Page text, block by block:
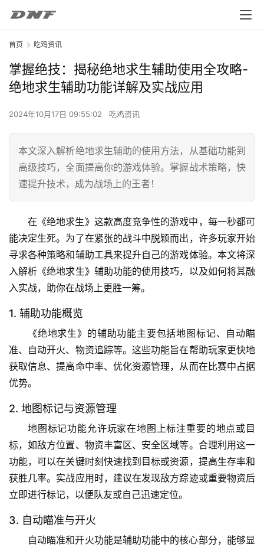
首页 吃鸡资讯
掌握绝技：揭秘绝地求生辅助使用全攻略-
绝地求生辅助功能详解及实战应用
2024年10月17日 09:55:02 吃鸡资讯
本文深入解析绝地求生辅助的使用方法，从基础功能到
高级技巧，全面提高你的游戏体验。掌握战术策略，快
速提升技术，成为战场上的王者！
在《绝地求生》这款高度竞争性的游戏中，每一秒都可
能决定生死。为了在紧张的战斗中脱颖而出，许多玩家开始
寻求各种策略和辅助工具来提升自己的游戏体验。本文将深
入解析《绝地求生》辅助功能的使用技巧，以及如何将其融
入实战，助你在战场上更胜一筹。
1. 辅助功能概览
《绝地求生》的辅助功能主要包括地图标记、自动瞄
准、自动开火、物资追踪等。这些功能旨在帮助玩家更快地
获取信息、提高命中率、优化资源管理，从而在比赛中占据
优势。
2. 地图标记与资源管理
地图标记功能允许玩家在地图上标注重要的地点或目
标，如敌方位置、物资丰富区、安全区域等。合理利用这一
功能，可以在关键时刻快速找到目标或资源，提高生存率和
获胜几率。实战应用时，建议在发现敌方踪迹或重要物资后
立即进行标记，以便队友或自己迅速定位。
3. 自动瞄准与开火
自动瞄准和开火功能是辅助功能中的核心部分，能够显